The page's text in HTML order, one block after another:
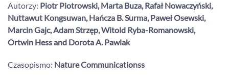
Autorzy: Piotr Piotrowski, Marta Buza, Rafał Nowaczyński,
Nuttawut Kongsuwan, Hańcza B. Surma, Paweł Osewski,
Marcin Gajc, Adam Strzęp, Witold Ryba-Romanowski,
Ortwin Hess and Dorota A. Pawlak
Czasopismo: Nature Communicationss